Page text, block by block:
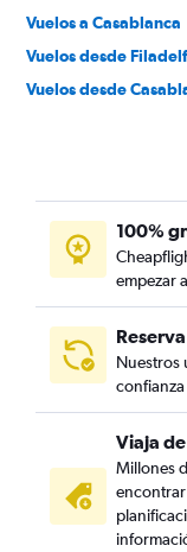
Vuelos a Casablanca
Vuelos desde
Vuelos desde
100%
empezar
Nuestros
Viaja
Millones
encontrar